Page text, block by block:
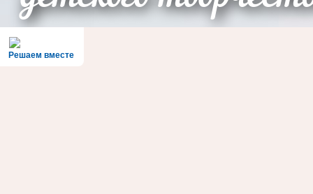
Решаем вместе